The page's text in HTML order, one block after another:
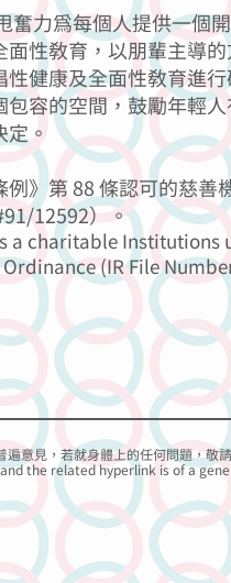
奮力為每個人提供一個
面性教育，以朋輩主導
性健康及全面性教育進
容的空間，鼓勵年輕
。
》第 88 條認可的慈善
12592）。
a charitable Institutions
(IR File
遍意見，若就身體上的任何問題，敬請
the related hyperlink is of a